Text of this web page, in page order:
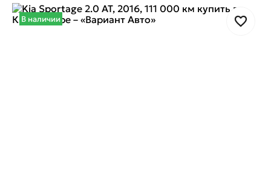
В наличии